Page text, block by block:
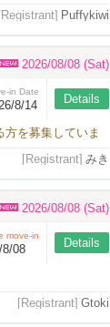
[Registrant] Puffykiwi
2026/08/08 (Sat)
in Date
8/14 Details
を募集していま
[Registrant] みき
2026/08/08 (Sat)
move-in
8/08 Details
[Registrant] Gtoki